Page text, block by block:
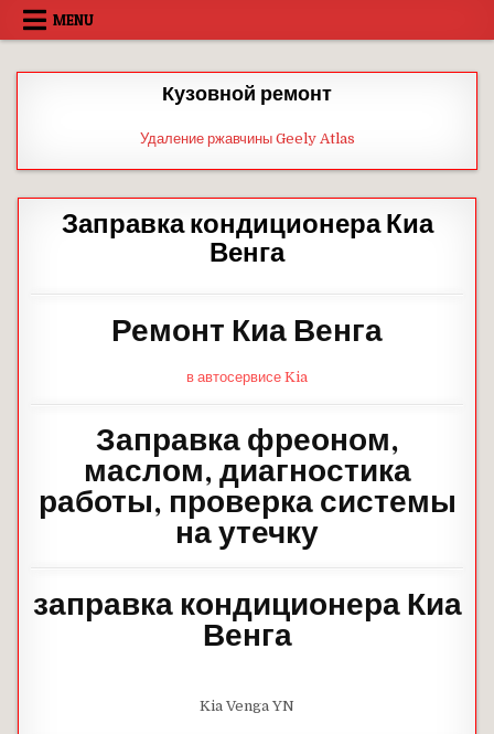
Skip
MENU
Кузовной ремонт
Удаление ржавчины Geely Atlas
Заправка кондиционера Киа
Венга
Ремонт Киа Венга
в автосервисе Kia
Заправка фреоном,
маслом, диагностика
работы, проверка системы
на утечку
заправка кондиционера Киа
Венга
Kia Venga YN